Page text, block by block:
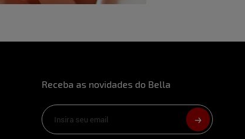
Receba as novidades do Bella